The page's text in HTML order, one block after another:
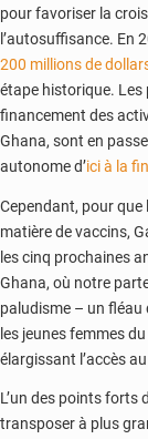
pour favoriser la
l’autosuffisance. En
200 millions de
étape historique. Les
financement des
Ghana, sont en
autonome d’ici à la
Cependant, pour que
matière de vaccins,
les cinq prochaines
Ghana, où notre
paludisme – un
les jeunes femmes
élargissant l’accès
L’un des points forts
transposer à plus